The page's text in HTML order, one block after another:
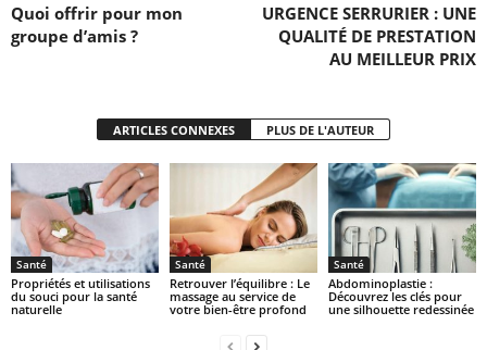
Quoi offrir pour mon
groupe d’amis ?
URGENCE SERRURIER : UNE
QUALITÉ DE PRESTATION
AU MEILLEUR PRIX
ARTICLES CONNEXES PLUS DE L'AUTEUR
Santé
Propriétés et utilisations
du souci pour la santé
naturelle
Santé
Retrouver l’équilibre : Le
massage au service de
votre bien-être profond
Santé
Abdominoplastie :
Découvrez les clés pour
une silhouette redessinée